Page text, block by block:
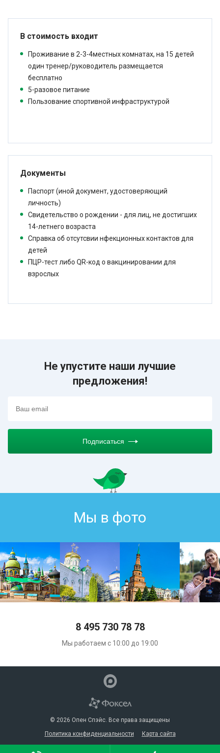
В стоимость входит
Проживание в 2-3-4местных комнатах, на 15 детей
один тренер/руководитель размещается
бесплатно
5-разовое питание
Пользование спортивной инфраструктурой
Документы
Паспорт (иной документ, удостоверяющий
личность)
Свидетельство о рождении - для лиц, не достигших
14-летнего возраста
Справка об отсутсвии нфекционных контактов для
детей
ПЦР-тест либо QR-код о вакцинировании для
взрослых
Не упустите наши лучшие
предложения!
Подписаться
Мы в фото
8 495 730 78 78
Мы работаем с 10:00 до 19:00
© 2026 Опен Спэйс. Все права защищены
Политика конфиденциальности
Карта сайта